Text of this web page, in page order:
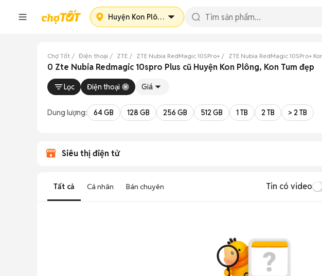
Huyện Kon Plông
Chợ Tốt Điện thoại ZTE ZTE Nubia RedMagic 10SPro+ ZTE Nubia RedMagic 10SPro+
0 Zte Nubia Redmagic 10spro Plus cũ Huyện Kon Plông, Kon Tum đẹp
Lọc Điện thoại Giá
Dung lượng: 64 GB 128 GB 256 GB 512 GB 1 TB 2 TB > 2 TB
Siêu thị điện tử
Tất cả Cá nhân Bán chuyên Tin có video